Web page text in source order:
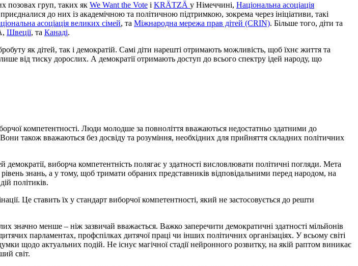
позовах груп, таких як We Want the Vote і KRÄTZÄ у Німеччині, Національна асоціація
до них із академічною та політичною підтримкою, зокрема через ініціативи, такі
асоціація великих сімей, та Міжнародна мережа прав дітей (CRIN). Більше того, діти та
Швеції, та Канаді.
як дітей, так і демократій. Самі діти нарешті отримають можливість, щоб їхнє життя та
від тиску дорослих. А демократії отримають доступ до всього спектру ідей народу, що
компетентності. Люди молодше за повноліття вважаються недостатньо здатними до
також вважаються без досвіду та розуміння, необхідних для прийняття складних політичних
виборча компетентність полягає у здатності висловлювати політичні погляди. Мета
знань, а у тому, щоб тримати обраних представників відповідальними перед народом, на
політиків.
Це ставить їх у стандарт виборчої компетентності, який не застосовується до решти
значно менше – ніж зазвичай вважається. Важко заперечити демократичні здатності мільйонів
парламентах, профспілках дитячої праці чи інших політичних організаціях. У всьому світі
щодо актуальних подій. Не існує магічної стадії нейронного розвитку, на якій раптом виникає
світ.